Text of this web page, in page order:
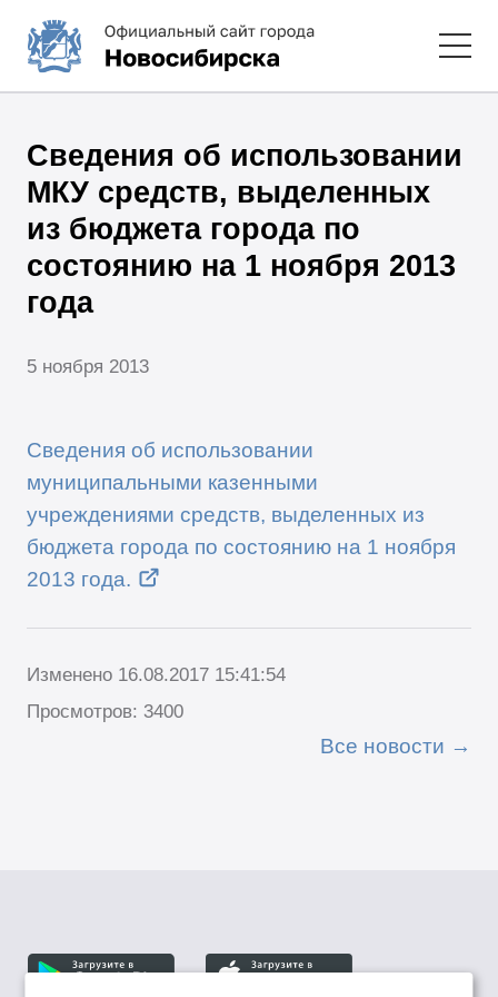
Сведения об использовании
МКУ средств, выделенных
из бюджета города по
состоянию на 1 ноября 2013
года
5 ноября 2013
Сведения об использовании
муниципальными казенными
учреждениями средств, выделенных из
бюджета города по состоянию на 1 ноября
2013 года.
Изменено 16.08.2017 15:41:54
Просмотров: 3400
Все новости